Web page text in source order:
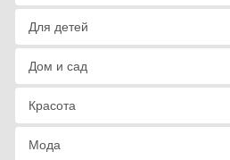
Для детей
Дом и сад
Красота
Мода